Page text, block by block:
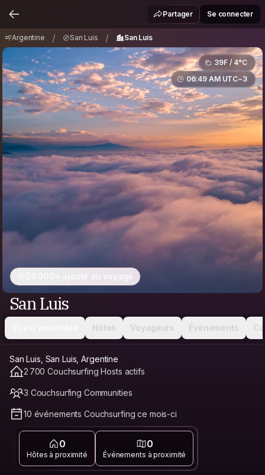
San Luis
Partager Se connecter
Argentine / San Luis / San Luis
39F / 4°C
06:49 AM UTC−3
20 000+ ajouté au voyage
San Luis
Hôtes Voyageurs Événements
San Luis, San Luis, Argentine
2 700 Couchsurfing Hosts actifs
3 Couchsurfing Communities
10 événements Couchsurfing ce mois-ci
0
Hôtes à proximité
0
Événements à proximité